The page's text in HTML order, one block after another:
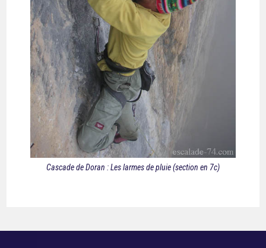
Cascade de Doran : Les larmes de pluie (section en 7c)